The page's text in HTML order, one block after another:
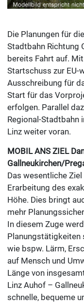
Die Planungen für
Stadtbahn Richtung
bereits Fahrt auf.
Startschuss zur EU-
Ausschreibung für
Start für das
erfolgen. Parallel
Regional-Stadtbahn
Linz weiter voran.
MOBIL ANS ZIEL
Gallneukirchen/
Das wesentliche
Erarbeitung des
Höhe. Dies bringt
mehr
In diesem Zuge
Planungstätigkeiten
wie bspw. Lärm,
auf Mensch und
Länge von
Linz Auhof –
schnelle, bequeme